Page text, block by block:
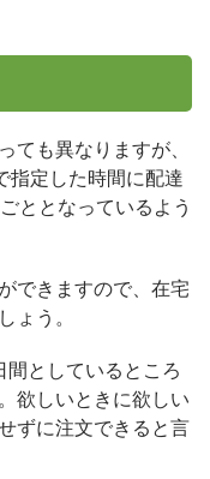
ても異なりますが、
指定した時間に配達
ととなっているよう
できますので、在宅
ょう。
としているところ
欲しいときに欲しい
ずに注文できると言